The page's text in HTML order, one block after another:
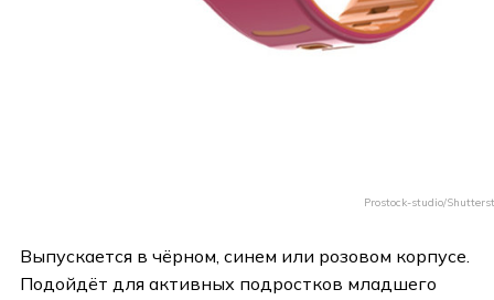
Prostock-studio/
Выпускается в чёрном, синем или розовом корпусе.
Подойдёт для активных подростков младшего